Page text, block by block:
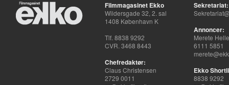
Filmmagasinet Ekko
Wildersgade 32, 2. sal
1408 København K
Tlf. 8838 9292
CVR. 3468 8443
Chefredaktør:
Claus Christensen
2729 0011
Sekretariat:
Annoncer:
Merete
6111 5851
Ekko
8838 9292